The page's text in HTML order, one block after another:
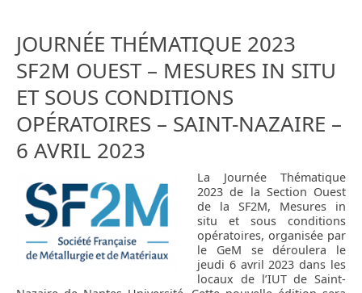
JOURNÉE THÉMATIQUE 2023
SF2M OUEST – MESURES IN SITU
ET SOUS CONDITIONS
OPÉRATOIRES – SAINT-NAZAIRE –
6 AVRIL 2023
La Journée Thématique
2023 de la Section Ouest
de la SF2M, Mesures in
situ et sous conditions
opératoires, organisée par
le GeM se déroulera le
jeudi 6 avril 2023 dans les
locaux de l’IUT de Saint-